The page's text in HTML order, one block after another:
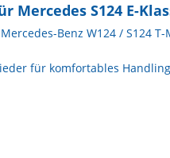
S124 E-
Benz W124 / S124 T-
für komfortables Handling